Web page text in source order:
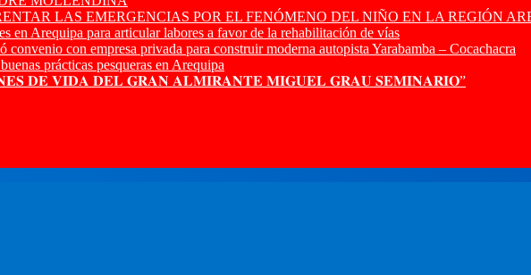
LAS EMERGENCIAS POR EL FENÓMENO DEL NIÑO EN LA REGIÓN
en Arequipa para articular labores a favor de la rehabilitación de vías
con empresa privada para construir moderna autopista Yarabamba – Cocachacra
prácticas pesqueras en Arequipa
𝐃𝐄 𝐕𝐈𝐃𝐀 𝐃𝐄𝐋 𝐆𝐑𝐀𝐍 𝐀𝐋𝐌𝐈𝐑𝐀𝐍𝐓𝐄 𝐌𝐈𝐆𝐔𝐄𝐋 𝐆𝐑𝐀𝐔 𝐒𝐄𝐌𝐈𝐍𝐀𝐑𝐈𝐎”